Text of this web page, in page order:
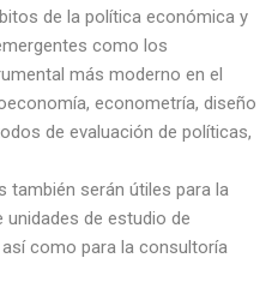
de la política económica y
como los
más moderno en el
econometría, diseño
de evaluación de políticas,
serán útiles para la
de estudio de
como para la consultoría